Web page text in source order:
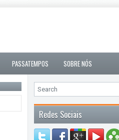
PASSATEMPOS SOBRE NÓS
Redes Sociais